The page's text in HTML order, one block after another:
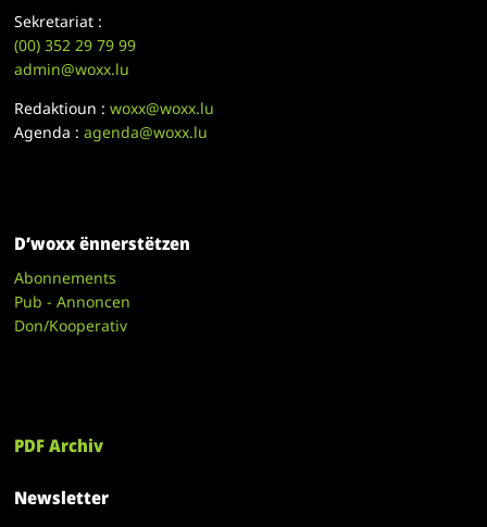
Sekretariat :
(00)352 29 79 99
admin@woxx.lu
Redaktioun :woxx@woxx.lu
Agenda :agenda@woxx.lu
D’woxx ënnerstëtzen
Abonnements
Pub - Annoncen
Don/Kooperativ
PDF Archiv
Newsletter